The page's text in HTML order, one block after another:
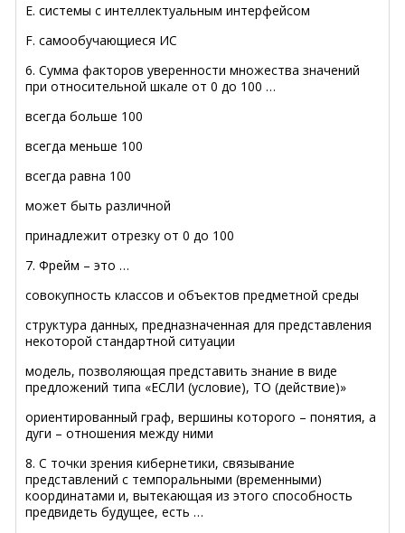
E. системы с интеллектуальным интерфейсом
F. самообучающиеся ИС
6. Сумма факторов уверенности множества значений
при относительной шкале от 0 до 100 …
всегда больше 100
всегда меньше 100
всегда равна 100
может быть различной
принадлежит отрезку от 0 до 100
7. Фрейм – это …
совокупность классов и объектов предметной среды
структура данных, предназначенная для представления
некоторой стандартной ситуации
модель, позволяющая представить знание в виде
предложений типа «ЕСЛИ (условие), ТО (действие)»
ориентированный граф, вершины которого – понятия, а
дуги – отношения между ними
8. С точки зрения кибернетики, связывание
представлений с темпоральными (временными)
координатами и, вытекающая из этого способность
предвидеть будущее, есть …